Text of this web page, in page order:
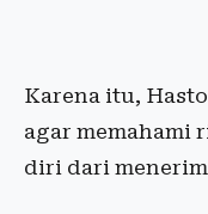
Karena itu,
agar memahami
diri dari